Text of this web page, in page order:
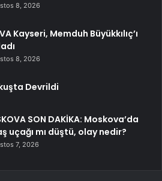
8, 2026
Kayseri, Memduh Büyükkılıç’ı
8, 2026
Devrildi
SON DAKİKA: Moskova’da
uçağı mı düştü, olay nedir?
7, 2026